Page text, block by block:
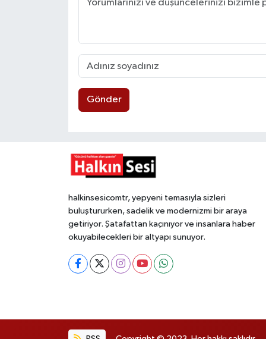
Gönder
halkinsesicomtr, yepyeni temasıyla sizleri
buluştururken, sadelik ve modernizmi bir araya
getiriyor. Şatafattan kaçınıyor ve insanlara haber
okuyabilecekleri bir altyapı sunuyor.